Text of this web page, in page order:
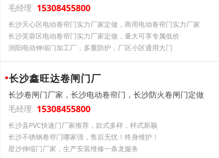
毛经理 15308455800
长沙天心区电动卷帘门实力厂家定做，商用电动卷帘门实力厂家
长沙芙蓉区电动卷帘门实力厂家定做，量大可享专属低价
浏阳电动伸缩门加工厂，多重防护，厂区小区通用大门
长沙鑫旺达卷闸门厂
长沙卷闸门厂家，长沙电动卷帘门，长沙防火卷闸门定做
毛经理 15308455800
长沙县PVC快速门厂家推荐，款式多样，样式新颖
长沙不锈钢卷帘门哪家强，售后无忧！终身维护！
星沙伸缩门厂家，生产安装维修一条龙服务